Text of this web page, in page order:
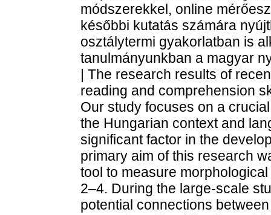
módszerekkel, online
későbbi kutatás számára
osztálytermi gyakorlatban is
tanulmányunkban a magyar
| The research results of
reading and comprehension
Our study focuses on a
the Hungarian context and
significant factor in the
primary aim of this research
tool to measure
2–4. During the large-scale
potential connections